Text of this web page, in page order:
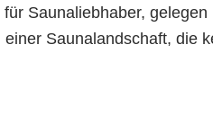
Saunaliebhaber,
Saunalandschaft, die